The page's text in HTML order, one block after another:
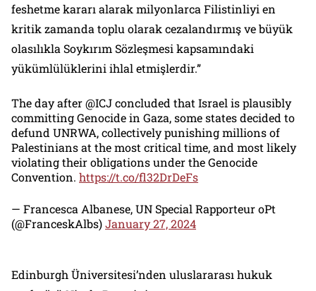
feshetme kararı alarak milyonlarca Filistinliyi en
kritik zamanda toplu olarak cezalandırmış ve büyük
olasılıkla Soykırım Sözleşmesi kapsamındaki
yükümlülüklerini ihlal etmişlerdir.”
The day after @ICJ concluded that Israel is plausibly
committing Genocide in Gaza, some states decided to
defund UNRWA, collectively punishing millions of
Palestinians at the most critical time, and most likely
violating their obligations under the Genocide
Convention. https://t.co/fl32DrDeFs
— Francesca Albanese, UN Special Rapporteur oPt
(@FranceskAlbs)January 27, 2024
Edinburgh Üniversitesi’nden uluslararası hukuk